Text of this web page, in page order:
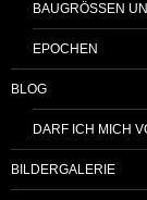
BAUGRÖSSEN
EPOCHEN
BLOG
DARF ICH MICH
BILDERGALERIE